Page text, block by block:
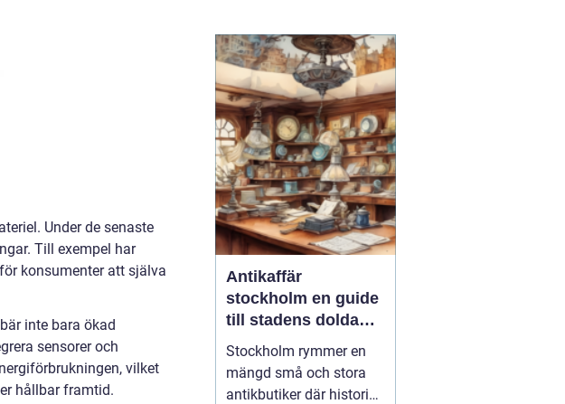
Under de senaste
Till exempel har
konsumenter att själva
inte bara ökad
sensorer och
vilket
hållbar framtid.
Antikaffär
stockholm en guide
till stadens dolda
skatter
Stockholm rymmer en
mängd små och stora
antikbutiker där historia,